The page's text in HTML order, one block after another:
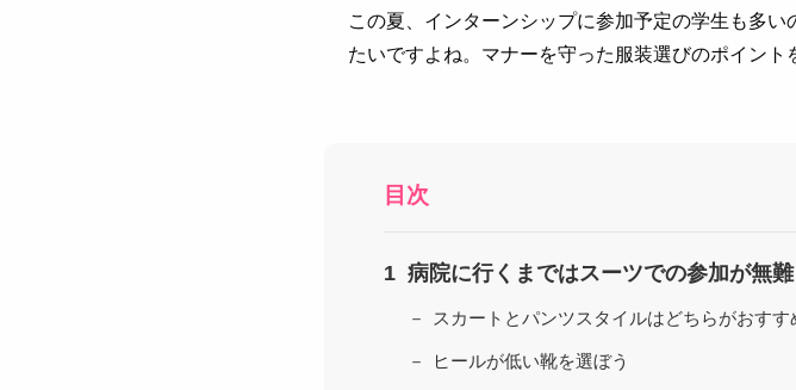
この夏、インターンシップに参加予定の学生も多
たいですよね。マナーを守った服装選びのポイント
目次
病院に行くまではスーツでの参加が無難
スカートとパンツスタイルはどちらがおすす
ヒールが低い靴を選ぼう